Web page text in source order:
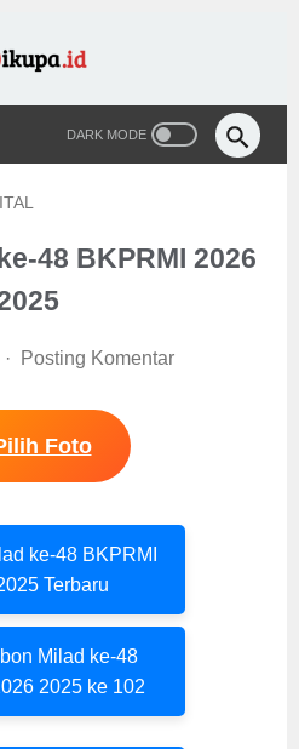
48 BKPRMI 2026
Posting Komentar
Foto
ke-48 BKPRMI
Terbaru
Milad ke-48
2025 ke 102